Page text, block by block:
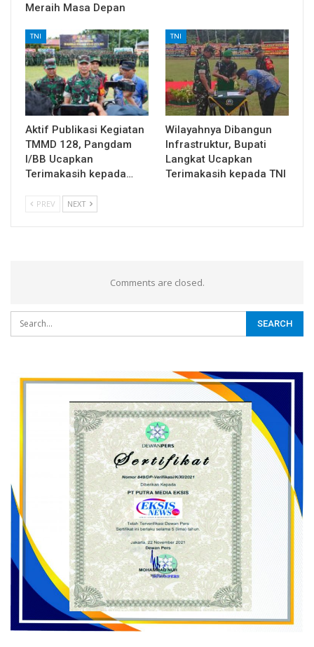
Meraih Masa Depan
TNI
Aktif Publikasi Kegiatan
TMMD 128, Pangdam
I/BB Ucapkan
Terimakasih kepada…
TNI
Wilayahnya Dibangun
Infrastruktur, Bupati
Langkat Ucapkan
Terimakasih kepada TNI
PREV NEXT
Comments are closed.